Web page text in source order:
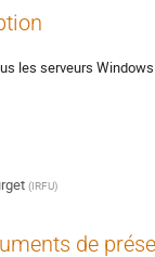
les serveurs
(IRFU)
de